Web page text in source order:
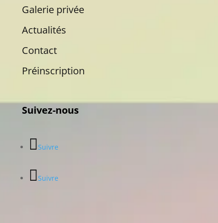
Galerie privée
Actualités
Contact
Préinscription
Suivez-nous
Suivre
Suivre